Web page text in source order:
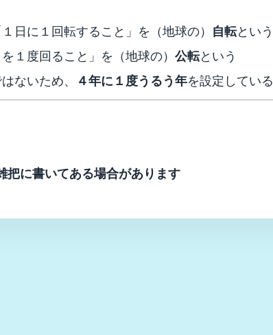
日に１回転すること」を（地球の） 自転という
１度回ること」を（地球の） 公転という
ないため、
４年に１度うるう年を設定している
把に書いてある場合があります